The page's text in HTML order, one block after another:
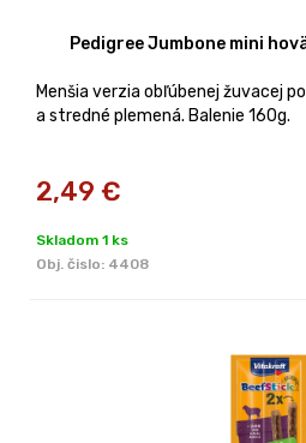
Pedigree Jumbone mini
Menšia verzia obľúbenej žuvacej
a stredné plemená. Balenie 160g.
2,49 €
Skladom 1 ks
Obj. čislo: 4408